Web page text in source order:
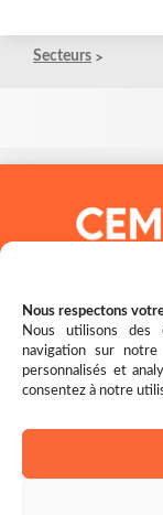
Nous respectons
Nous utilisons des
navigation sur
personnalisés et
consentez à notre
Secteurs